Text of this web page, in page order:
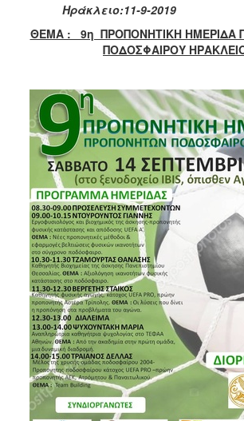
Ηράκλειο:11-9-2019
ΘΕΜΑ : 9η ΠΡΟΠΟΝΗΤΙΚΗ ΗΜΕΡΙΔΑ
ΠΟΔΟΣΦΑΙΡΟΥ